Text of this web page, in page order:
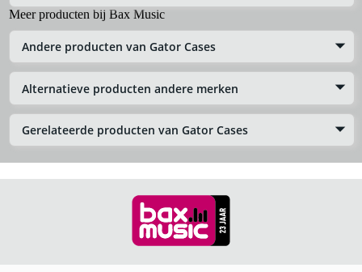
Meer producten bij Bax Music
Andere producten van Gator Cases
Alternatieve producten andere merken
Gerelateerde producten van Gator Cases